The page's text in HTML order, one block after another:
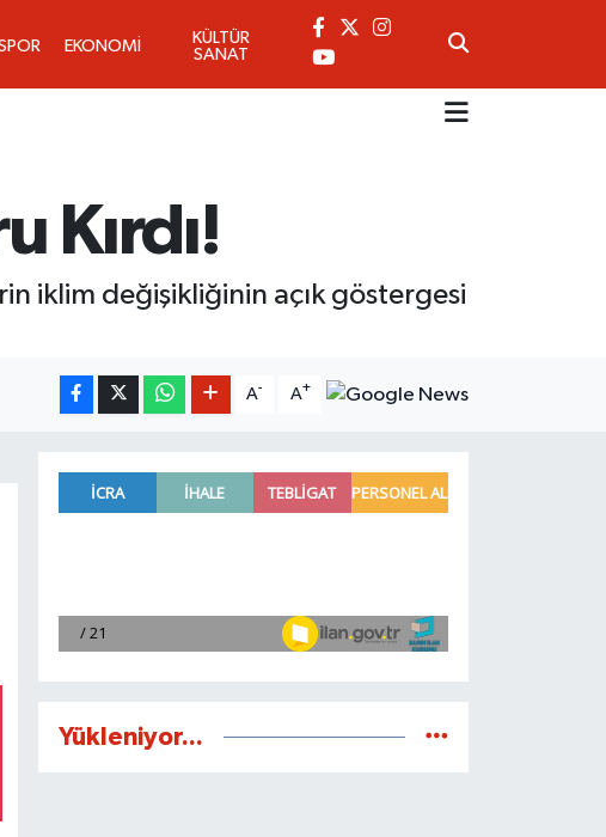
EKONOMİ
KÜLTÜR
SANAT
Kırdı!
iklim değişikliğinin açık göstergesi
A- A+
Yükleniyor...